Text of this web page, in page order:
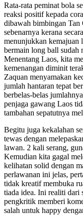
Rata-rata peminat bola
reaksi positif kepada
dibawah bimbingan Tan
sebenarnya kerana
menunjukkan kemajuan
bermain long ball
Menentang Laos, kita
kemenangan diminit
Zaquan menyamakan
jumlah hantaran tepat
berbelas-belas
penjaga gawang Laos
tambahan sepatutnya
Begitu juga kekalahan
tewas dengan
lawan. 2 kali serang,
Kemudian kita gagal
kelihatan solid dengan
perlawanan ini jelas,
tidak kreatif membuka
tiada idea. Ini realiti dari
pengkritik memberi
salah untuk happy